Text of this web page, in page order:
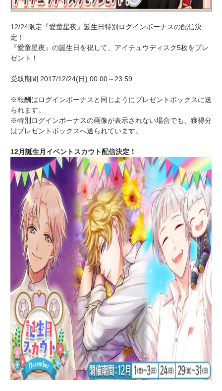
12/24限定『愛童星夜』誕生日特別ログインボーナスの配信決
定！
『愛童星夜』の誕生日を祝して、アイチュウディスク5枚をプレ
ゼント！
受取期間:2017/12/24(日) 00:00～23:59
※報酬はログインボーナスと同じようにプレゼントボックスに送
られます。
※特別ログインボーナスの画像が表示されない場合でも、獲得分
はプレゼントボックスへ送られています。
12月誕生月イベントスカウト配信決定！